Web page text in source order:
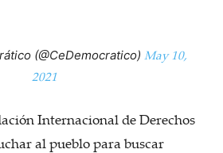
(@CeDemocratico) May 10,
2021
Internacional de Derechos
al pueblo para buscar